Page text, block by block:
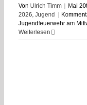
Von Ulrich Timm Mai
2026, Jugend
Jugendfeuerwehr am
Weiterlesen